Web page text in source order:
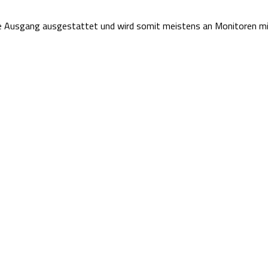
ausgestattet und wird somit meistens an Monitoren